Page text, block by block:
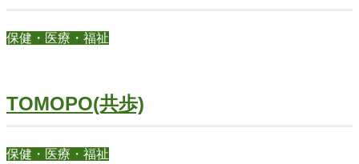
保健・医療・福祉
TOMOPO(共歩)
保健・医療・福祉